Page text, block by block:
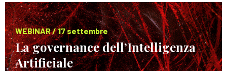
WEBINAR / 17 settembre
La governance dell’Intelligenza
Artificiale